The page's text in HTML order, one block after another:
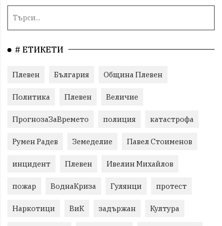
# ЕТИКЕТИ
Плевен България Община Плевен
Политика Плевен Величие
ПрогнозаЗаВремето полиция катастрофа
Румен Радев Земеделие Павел Стоименов
инцидент Плевен Ивелин Михайлов
пожар ВоднаКриза Гулянци протест
Наркотици ВиК задържан Култура